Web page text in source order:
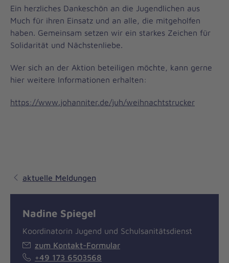
Ein herzliches Dankeschön an die Jugendlichen aus
Much für ihren Einsatz und an alle, die mitgeholfen
haben. Gemeinsam setzen wir ein starkes Zeichen für
Solidarität und Nächstenliebe.
Wer sich an der Aktion beteiligen möchte, kann gerne
hier weitere Informationen erhalten:
https://www.johanniter.de/juh/weihnachtstrucker
aktuelle Meldungen
Nadine Spiegel
Koordinatorin Jugend und Schulsanitätsdienst
zum Kontakt-Formular
+49 173 6503568